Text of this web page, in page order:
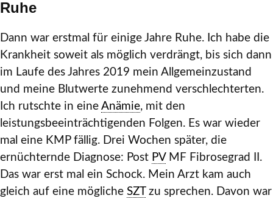
Ruhe
Dann war erstmal für einige Jahre Ruhe. Ich habe die
Krankheit soweit als möglich verdrängt, bis sich dann
im Laufe des Jahres 2019 mein Allgemeinzustand
und meine Blutwerte zunehmend verschlechterten.
Ich rutschte in eine Anämie, mit den
leistungsbeeinträchtigenden Folgen. Es war wieder
mal eine KMP fällig. Drei Wochen später, die
ernüchternde Diagnose: Post PVMF Fibrosegrad II.
Das war erst mal ein Schock. Mein Arzt kam auch
gleich auf eine mögliche SZTzu sprechen. Davon war